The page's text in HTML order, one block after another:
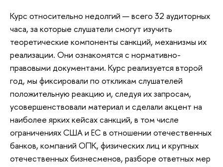
Курс относительно недолгий — всего 32 аудиторных
часа, за которые слушатели смогут изучить
теоретические компоненты санкций, механизмы их
реализации. Они ознакомятся с нормативно-
правовыми документами. Курс реализуется второй
год, мы фиксировали по откликам слушателей
положительную реакцию и, следуя их запросам,
усовершенствовали материал и сделали акцент на
наиболее ярких кейсах санкций, в том числе
ограничениях США и ЕС в отношении отечественных
банков, компаний ОПК, физических лиц и крупных
отечественных бизнесменов, разборе ответных мер